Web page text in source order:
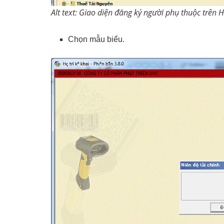
Alt text: Giao diện đăng ký người phụ thuộc trên
Chọn mẫu biểu.